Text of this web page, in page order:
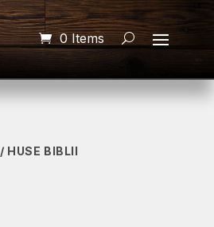
0 Items
/ HUSE BIBLII